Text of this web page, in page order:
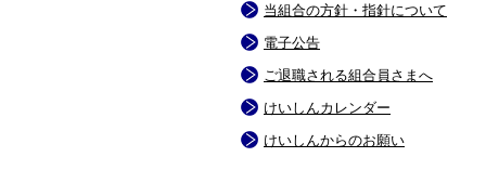
当組合の方針・指針について
電子公告
ご退職される組合員さまへ
けいしんカレンダー
けいしんからのお願い